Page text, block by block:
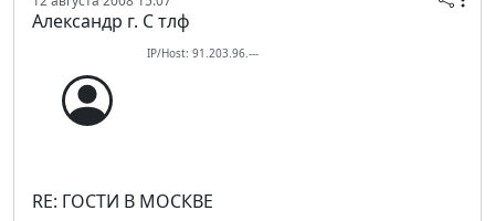
Александр г. С тлф
IP/Host: 91.203.96.---
RE: ГОСТИ В МОСКВЕ